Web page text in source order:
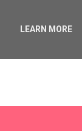
LEARN MORE